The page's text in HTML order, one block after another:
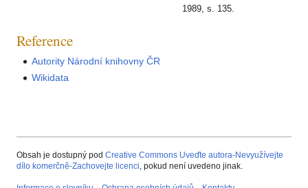
1989, s. 135.
Reference
Autority Národní knihovny ČR
Wikidata
Obsah je dostupný pod Creative Commons Uveďte autora-Nevyužívejte
dílo komerčně-Zachovejte licenci, pokud není uvedeno jinak.